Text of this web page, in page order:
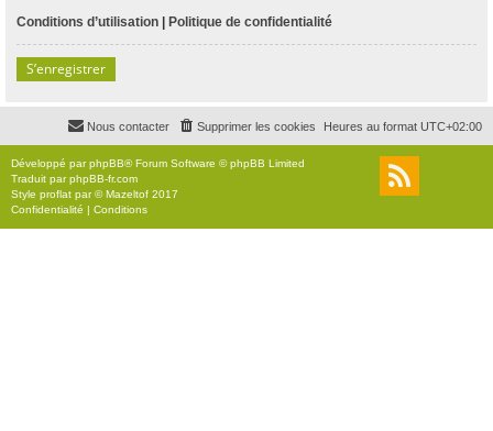
Conditions d’utilisation | Politique de confidentialité
S’enregistrer
Heures au format UTC+02:00
Supprimer les cookies
Nous contacter
Développé parphpBB® Forum Software © phpBB Limited
Traduit parphpBB-fr.com
Style proflat par ©Mazeltof 2017
Confidentialité | Conditions